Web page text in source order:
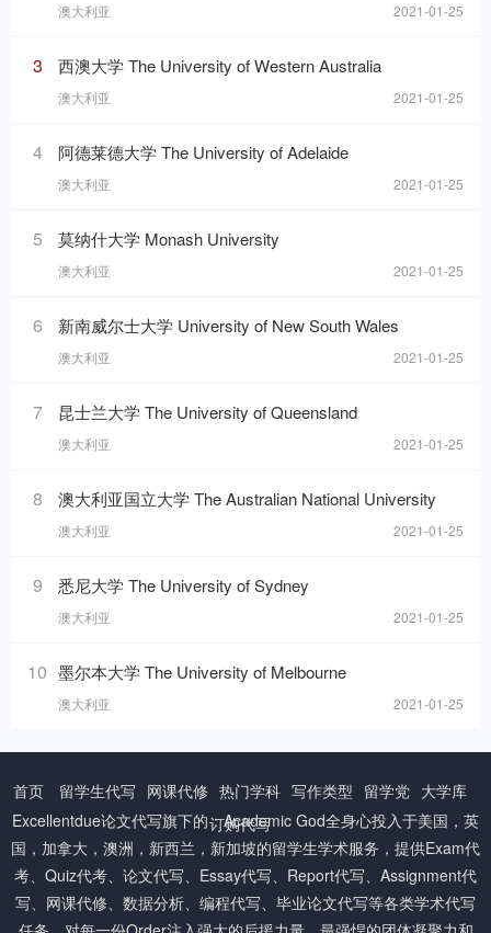
澳大利亚 2021-01-25
3 西澳大学 The University of Western Australia
澳大利亚 2021-01-25
4 阿德莱德大学 The University of Adelaide
澳大利亚 2021-01-25
5 莫纳什大学 Monash University
澳大利亚 2021-01-25
6 新南威尔士大学 University of New South Wales
澳大利亚 2021-01-25
7 昆士兰大学 The University of Queensland
澳大利亚 2021-01-25
8 澳大利亚国立大学 The Australian National University
澳大利亚 2021-01-25
9 悉尼大学 The University of Sydney
澳大利亚 2021-01-25
10 墨尔本大学 The University of Melbourne
澳大利亚 2021-01-25
首页 留学生代写 网课代修 热门学科 写作类型 留学党 大学库
订购代写
Excellentdue论文代写旗下的：Academic God全身心投入于美国，英
国，加拿大，澳洲，新西兰，新加坡的留学生学术服务，提供Exam代
考、Quiz代考、论文代写、Essay代写、Report代写、Assignment代
写、网课代修、数据分析、编程代写、毕业论文代写等各类学术代写